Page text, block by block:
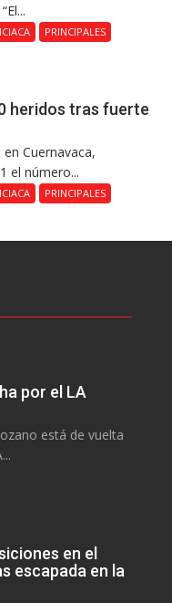
PRINCIPALES
heridos tras fuerte
Cuernavaca,
el número...
PRINCIPALES
por el LA
está de vuelta
en el
escapada en la